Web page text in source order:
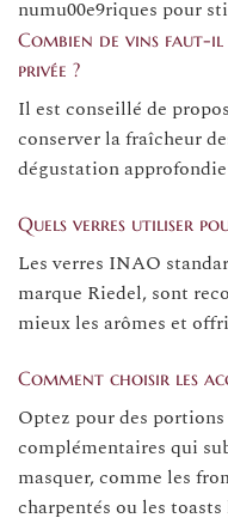
numu00e9riques pour
Combien de vins faut-
privée ?
Il est conseillé de
conserver la fraîcheur
dégustation
Quels verres utiliser
Les verres INAO
marque Riedel, sont
mieux les arômes et
Comment choisir les
Optez pour des portions
complémentaires qui
masquer, comme les
charpentés ou les toasts